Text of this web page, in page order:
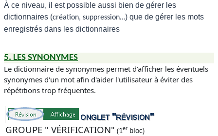
À ce niveau, il est possible aussi bien de gérer les
dictionnaires (création, suppression…) que de gérer les mots
enregistrés dans les dictionnaires
5. LES SYNONYMES
Le dictionnaire de synonymes permet d'afficher les éventuels
synonymes d'un mot afin d'aider l'utilisateur à éviter des
répétitions trop fréquentes.
GROUPE " VÉRIFICATION" (1er bloc)